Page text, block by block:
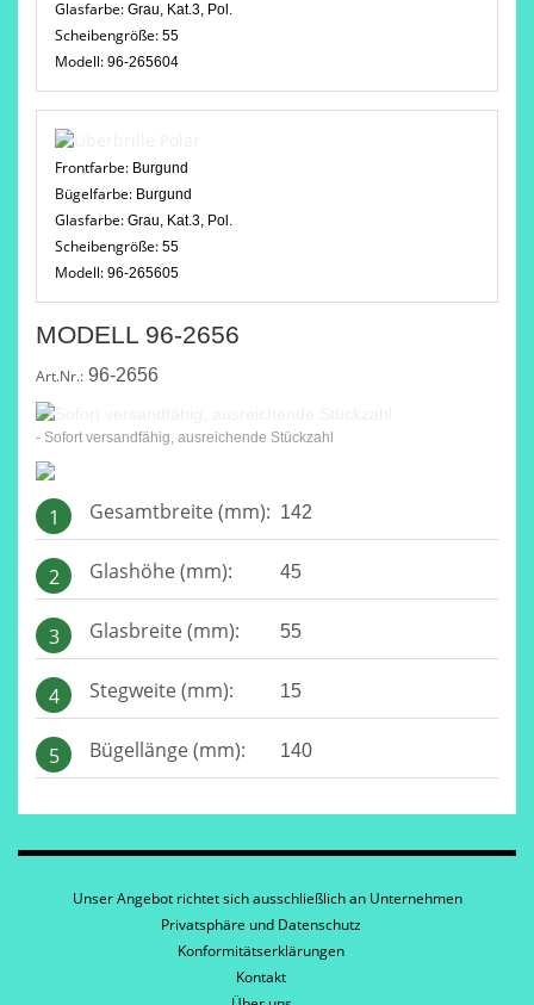
Glasfarbe: Grau, Kat.3, Pol.
Scheibengröße: 55
Modell: 96-265604
Frontfarbe: Burgund
Bügelfarbe: Burgund
Glasfarbe: Grau, Kat.3, Pol.
Scheibengröße: 55
Modell: 96-265605
MODELL 96-2656
Art.Nr.: 96-2656
- Sofort versandfähig, ausreichende Stückzahl
1 Gesamtbreite (mm): 142
2 Glashöhe (mm): 45
3 Glasbreite (mm): 55
4 Stegweite (mm): 15
5 Bügellänge (mm): 140
Unser Angebot richtet sich ausschließlich an Unternehmen
Privatsphäre und Datenschutz
Konformitätserklärungen
Kontakt